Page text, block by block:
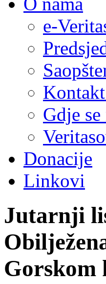
e-
Gdje
Donacije
Linkovi
Jutarnji
Gorskom